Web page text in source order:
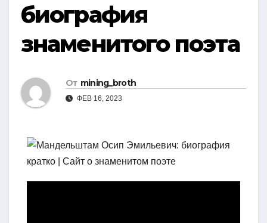
биография
знаменитого поэта
От mining_broth
ФЕВ 16, 2023